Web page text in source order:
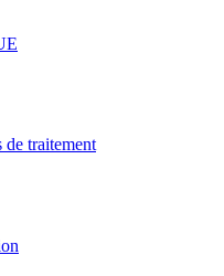
de traitement